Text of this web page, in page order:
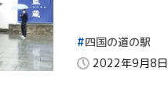
四国の道の駅
2022年9月8日